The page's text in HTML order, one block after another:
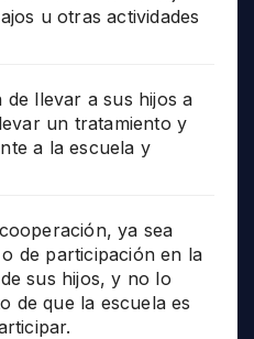
u otras actividades
de llevar a sus hijos a
un tratamiento y
a la escuela y
ya sea
de participación en la
sus hijos, y no lo
de que la escuela es